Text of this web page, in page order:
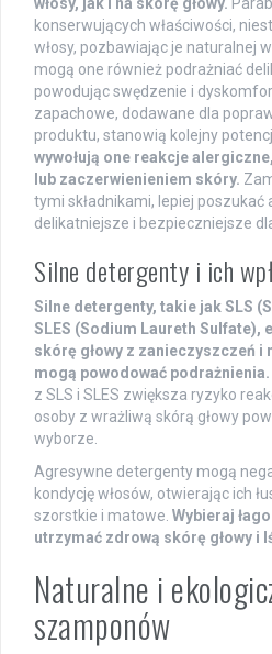
konserwujących właściwości,
włosy, pozbawiając je naturalnej
mogą one również podrażniać
powodując swędzenie i
zapachowe, dodawane dla
produktu, stanowią kolejny
wywołują one reakcje
lub zaczerwienieniem skóry.
tymi składnikami, lepiej poszukać
delikatniejsze i bezpieczniejsze
Silne detergenty i ich
Silne detergenty, takie jak SLS
SLES (Sodium Laureth Sulfate),
skórę głowy z zanieczyszczeń i
mogą powodować podrażnienia.
z SLS i SLES zwiększa ryzyko
osoby z wrażliwą skórą głowy
wyborze.
Agresywne detergenty mogą
kondycję włosów, otwierając ich
szorstkie i matowe. Wybieraj
utrzymać zdrową skórę głowy i
Naturalne i
szamponów